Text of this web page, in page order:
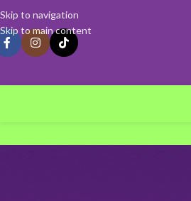
Skip to navigation
Skip to main content